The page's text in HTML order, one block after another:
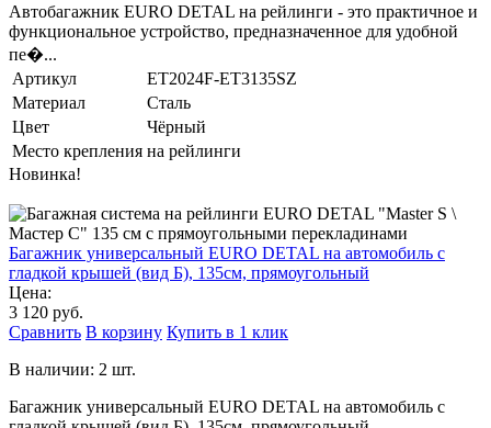
Автобагажник EURO DETAL на рейлинги - это практичное и
функциональное устройство, предназначенное для удобной
пе�...
Артикул
ET2024F-ET3135SZ
Материал
Сталь
Цвет
Чёрный
Место крепления на рейлинги
Новинка!
Багажник универсальный EURO DETAL на автомобиль с
гладкой крышей (вид Б), 135см, прямоугольный
Цена:
3 120 руб.
Сравнить В корзину Купить в 1 клик
В наличии: 2 шт.
Багажник универсальный EURO DETAL на автомобиль с